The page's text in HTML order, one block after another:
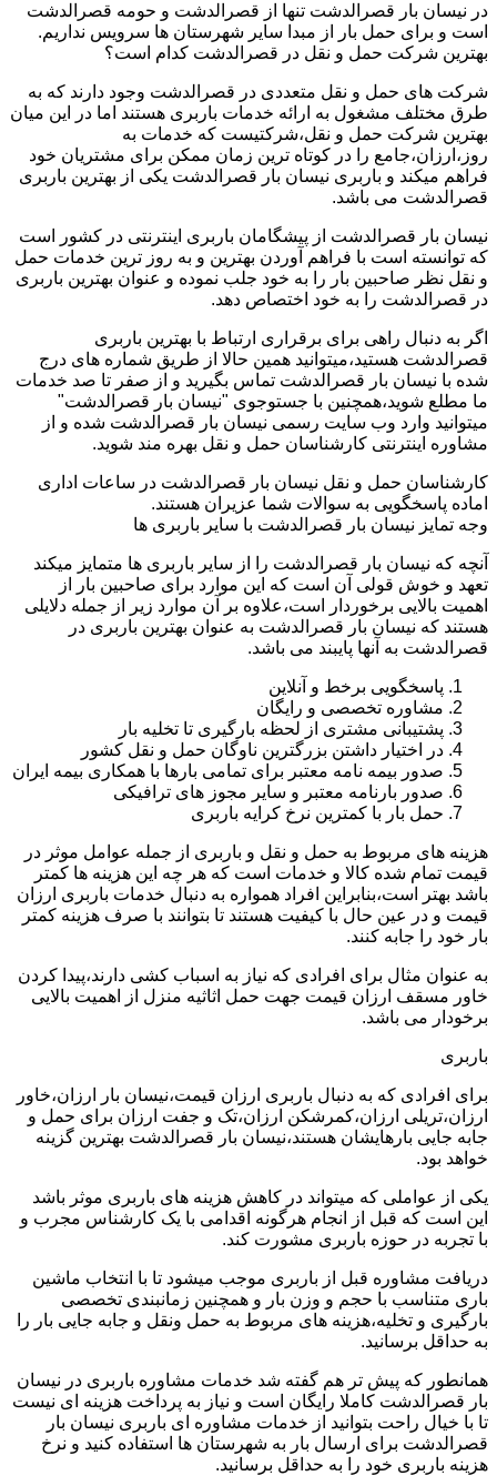
در نیسان بار قصرالدشت تنها از قصرالدشت و حومه قصرالدشت
است و برای حمل بار از مبدا سایر شهرستان ها سرویس نداریم.
بهترین شرکت حمل و نقل در قصرالدشت کدام است؟
شرکت های حمل و نقل متعددی در قصرالدشت وجود دارند که به
طرق مختلف مشغول به ارائه خدمات باربری هستند اما در این میان
بهترین شرکت حمل و نقل،شرکتیست که خدمات به
روز،ارزان،جامع را در کوتاه ترین زمان ممکن برای مشتریان خود
فراهم میکند و باربری نیسان بار قصرالدشت یکی از بهترین باربری
قصرالدشت می باشد.
نیسان بار قصرالدشت از پیشگامان باربری اینترنتی در کشور است
که توانسته است با فراهم آوردن بهترین و به روز ترین خدمات حمل
و نقل نظر صاحبین بار را به خود جلب نموده و عنوان بهترین باربری
در قصرالدشت را به خود اختصاص دهد.
اگر به دنبال راهی برای برقراری ارتباط با بهترین باربری
قصرالدشت هستید،میتوانید همین حالا از طریق شماره های درج
شده با نیسان بار قصرالدشت تماس بگیرید و از صفر تا صد خدمات
ما مطلع شوید،همچنین با جستوجوی "نیسان بار قصرالدشت"
میتوانید وارد وب سایت رسمی نیسان بار قصرالدشت شده و از
مشاوره اینترنتی کارشناسان حمل و نقل بهره مند شوید.
کارشناسان حمل و نقل نیسان بار قصرالدشت در ساعات اداری
اماده پاسخگویی به سوالات شما عزیران هستند.
وجه تمایز نیسان بار قصرالدشت با سایر باربری ها
آنچه که نیسان بار قصرالدشت را از سایر باربری ها متمایز میکند
تعهد و خوش قولی آن است که این موارد برای صاحبین بار از
اهمیت بالایی برخوردار است،علاوه بر آن موارد زیر از جمله دلایلی
هستند که نیسان بار قصرالدشت به عنوان بهترین باربری در
قصرالدشت به آنها پایبند می باشد.
پاسخگویی برخط و آنلاین
مشاوره تخصصی و رایگان
پشتیبانی مشتری از لحظه بارگیری تا تخلیه بار
در اختیار داشتن بزرگترین ناوگان حمل و نقل کشور
صدور بیمه نامه معتبر برای تمامی بارها با همکاری بیمه ایران
صدور بارنامه معتبر و سایر مجوز های ترافیکی
حمل بار با کمترین نرخ کرایه باربری
هزینه های مربوط به حمل و نقل و باربری از جمله عوامل موثر در
قیمت تمام شده کالا و خدمات است که هر چه این هزینه ها کمتر
باشد بهتر است،بنابراین افراد همواره به دنبال خدمات باربری ارزان
قیمت و در عین حال با کیفیت هستند تا بتوانند با صرف هزینه کمتر
بار خود را جابه کنند.
به عنوان مثال برای افرادی که نیاز به اسباب کشی دارند،پیدا کردن
خاور مسقف ارزان قیمت جهت حمل اثاثیه منزل از اهمیت بالایی
برخودار می باشد.
باربری
برای افرادی که به دنبال باربری ارزان قیمت،نیسان بار ارزان،خاور
ارزان،تریلی ارزان،کمرشکن ارزان،تک و جفت ارزان برای حمل و
جابه جایی بارهایشان هستند،نیسان بار قصرالدشت بهترین گزینه
خواهد بود.
یکی از عواملی که میتواند در کاهش هزینه های باربری موثر باشد
این است که قبل از انجام هرگونه اقدامی با یک کارشناس مجرب و
با تجربه در حوزه باربری مشورت کند.
دریافت مشاوره قبل از باربری موجب میشود تا با انتخاب ماشین
باری متناسب با حجم و وزن بار و همچنین زمانبندی تخصصی
بارگیری و تخلیه،هزینه های مربوط به حمل ونقل و جابه جایی بار را
به حداقل برسانید.
همانطور که پیش تر هم گفته شد خدمات مشاوره باربری در نیسان
بار قصرالدشت کاملا رایگان است و نیاز به پرداخت هزینه ای نیست
تا با خیال راحت بتوانید از خدمات مشاوره ای باربری نیسان بار
قصرالدشت برای ارسال بار به شهرستان ها استفاده کنید و نرخ
هزینه باربری خود را به حداقل برسانید.